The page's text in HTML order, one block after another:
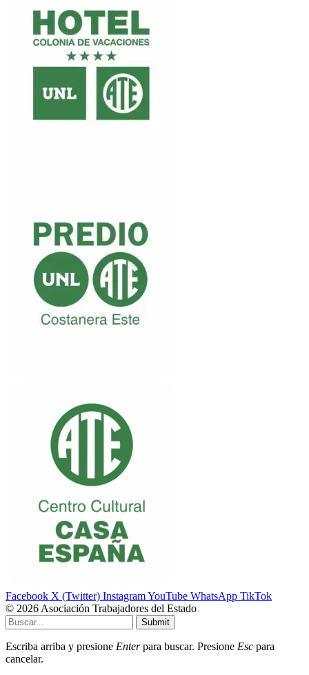
Facebook X (Twitter) InstagramYouTube WhatsApp TikTok
© 2026 Asociación Trabajadores del Estado
Submit
Escriba arriba y presione Enterpara buscar. Presione Esc para
cancelar.